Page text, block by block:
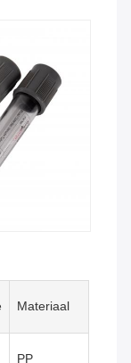
Materiaal
PP